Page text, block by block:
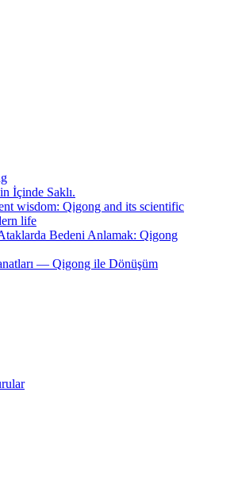
İçinde Saklı.
wisdom: Qigong and its scientific
life
Bedeni Anlamak: Qigong
— Qigong ile Dönüşüm